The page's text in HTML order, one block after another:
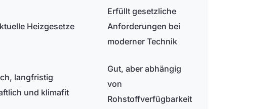
Heizgesetze
Erfüllt gesetzliche
Anforderungen bei
moderner Technik
langfristig
und klimafit
Gut, aber abhängig
von
Rohstoffverfügbarkeit